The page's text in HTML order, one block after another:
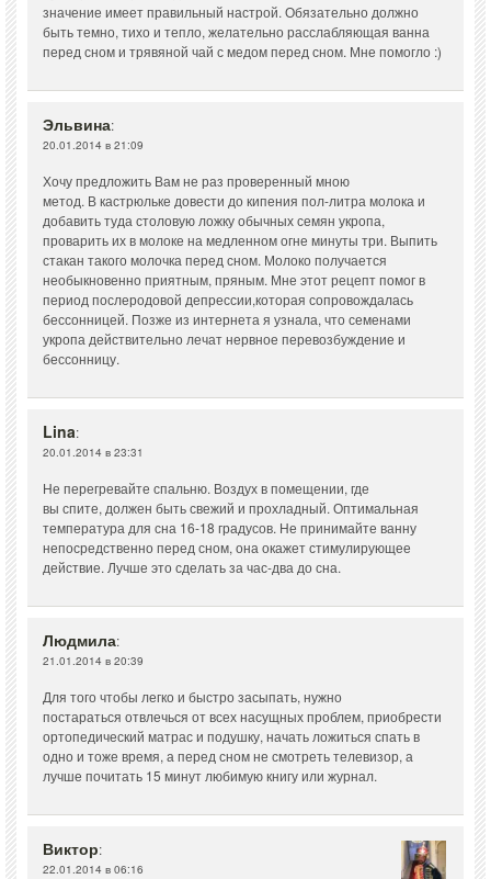
значение имеет правильный настрой. Обязательно должно
быть темно, тихо и тепло, желательно расслабляющая ванна
перед сном и трявяной чай с медом перед сном. Мне помогло :)
Эльвина:
20.01.2014 в 21:09
Хочу предложить Вам не раз проверенный мною
метод. В кастрюльке довести до кипения пол-литра молока и
добавить туда столовую ложку обычных семян укропа,
проварить их в молоке на медленном огне минуты три. Выпить
стакан такого молочка перед сном. Молоко получается
необыкновенно приятным, пряным. Мне этот рецепт помог в
период послеродовой депрессии,которая сопровождалась
бессонницей. Позже из интернета я узнала, что семенами
укропа действительно лечат нервное перевозбуждение и
бессонницу.
Lina:
20.01.2014 в 23:31
Не перегревайте спальню. Воздух в помещении, где
вы спите, должен быть свежий и прохладный. Оптимальная
температура для сна 16-18 градусов. Не принимайте ванну
непосредственно перед сном, она окажет стимулирующее
действие. Лучше это сделать за час-два до сна.
Людмила:
21.01.2014 в 20:39
Для того чтобы легко и быстро засыпать, нужно
постараться отвлечься от всех насущных проблем, приобрести
ортопедический матрас и подушку, начать ложиться спать в
одно и тоже время, а перед сном не смотреть телевизор, а
лучше почитать 15 минут любимую книгу или журнал.
Виктор:
22.01.2014 в 06:16